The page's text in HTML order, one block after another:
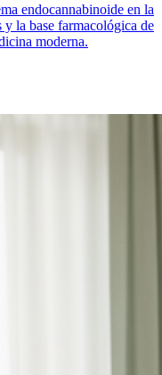
endocannabinoide en la
y la base farmacológica de
moderna.